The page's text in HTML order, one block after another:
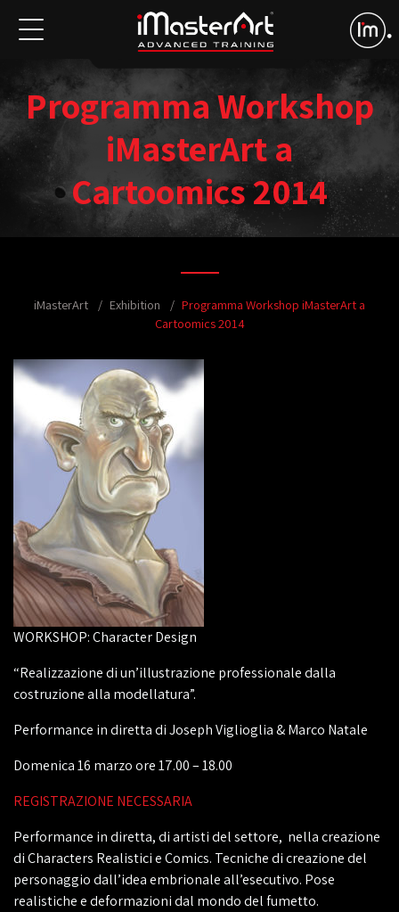
Programma Workshop
iMasterArt a
Cartoomics 2014
iMasterArt Exhibition
Programma Workshop iMasterArt a
Cartoomics 2014
WORKSHOP: Character Design
“Realizzazione di un’illustrazione professionale dalla
costruzione alla modellatura”.
Performance in diretta di Joseph Viglioglia & Marco Natale
Domenica 16 marzo ore 17.00 – 18.00
REGISTRAZIONE NECESSARIA
Performance in diretta, di artisti del settore, nella creazione
di Characters Realistici e Comics. Tecniche di creazione del
personaggio dall’idea embrionale all’esecutivo. Pose
realistiche e deformazioni dal mondo del fumetto.